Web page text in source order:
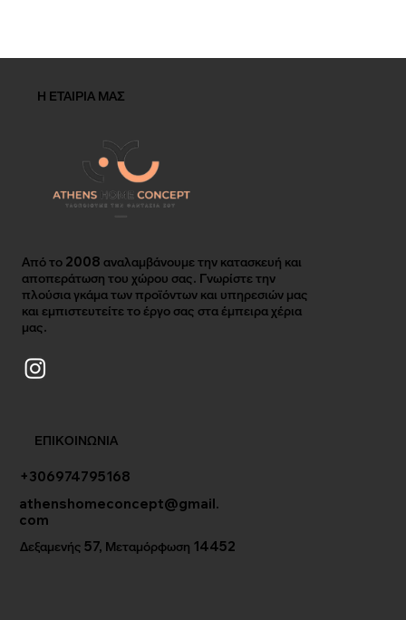
Η ΕΤΑΙΡΙΑ ΜΑΣ
Από το 2008 αναλαμβάνουμε την κατασκευή και
αποπεράτωση του χώρου σας. Γνωρίστε την
πλούσια γκάμα των προϊόντων και υπηρεσιών μας
και εμπιστευτείτε το έργο σας στα έμπειρα χέρια
μας.
ΕΠΙΚΟΙΝΩΝΙΑ
+306974795168
athenshomeconcept@gmail.
com
Δεξαμενής 57, Μεταμόρφωση 14452